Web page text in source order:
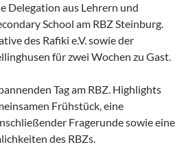
Delegation aus Lehrern und
School am RBZ Steinburg.
des Rafiki e.V. sowie der
für zwei Wochen zu Gast.
Tag am RBZ. Highlights
Frühstück, eine
Fragerunde sowie eine
des RBZs.